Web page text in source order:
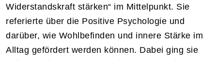
Widerstandskraft stärken“ im Mittelpunkt. Sie
referierte über die Positive Psychologie und
darüber, wie Wohlbefinden und innere Stärke im
Alltag gefördert werden können. Dabei ging sie